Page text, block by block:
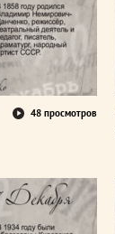
48 просмотров